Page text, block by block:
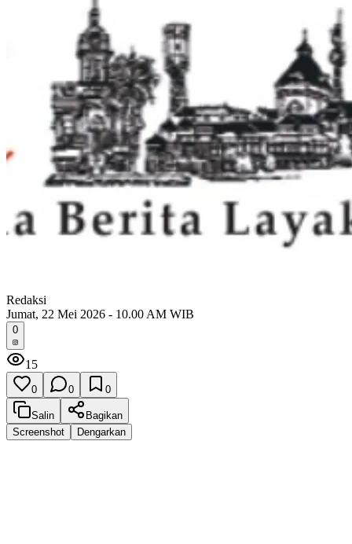
Redaksi
Jumat, 22 Mei 2026 - 10.00 AM WIB
0
15
0 0 0
Salin
Bagikan
Screenshot
Dengarkan